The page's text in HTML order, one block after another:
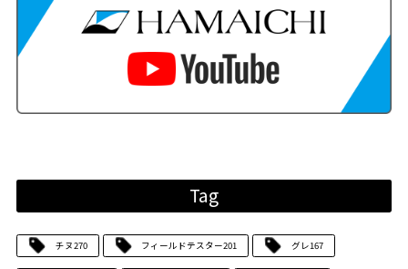
Tag
チヌ270 フィールドテスター201 グレ167